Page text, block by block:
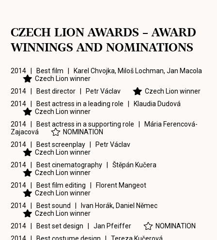
CZECH LION AWARDS – AWARD
WINNINGS AND NOMINATIONS
2014 | Best film | Karel Chvojka, Miloš Lochman,Jan Macola
Czech Lion winner
2014 | Best director | Petr Václav
Czech Lion winner
2014 | Best actress in a leading role | Klaudia Dudová
Czech Lion winner
2014 | Best actress in a supporting role | Mária Ferencová-
Zajacová
NOMINATION
2014 | Best screenplay | Petr Václav
Czech Lion winner
2014 | Best cinematography |Štěpán Kučera
Czech Lion winner
2014 | Best film editing | Florent Mangeot
Czech Lion winner
2014 | Best sound |
Ivan Horák, Daniel Němec
Czech Lion winner
2014 | Best set design |Jan Pfeiffer
NOMINATION